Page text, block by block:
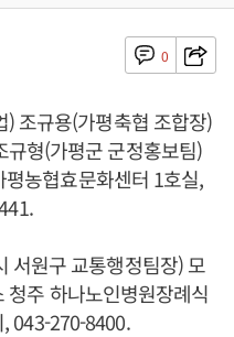
0
조규용(가평축협 조합장)
형(가평군 군정홍보팀)
농협효문화센터 1호실,
서원구 교통행정팀장) 모
주 하나노인병원장례식
043-270-8400.